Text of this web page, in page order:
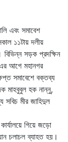
এবং সমাবেশ
১১টায় দলীয়
বিভিন্ন সড়ক প্রদক্ষিন
এর আগে মহানগর
সমাবেশে বক্তব্য
মাহবুবুল হক নান্নু,
সবিচ মীর জাহিদুল
গিয়ে জড়ো
চলাচল ব্যাহত হয়।